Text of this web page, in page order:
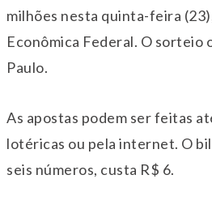
milhões nesta quinta-feira
Econômica Federal. O sorteio
Paulo.
As apostas podem ser feitas
lotéricas ou pela internet. O
seis números, custa R$ 6.